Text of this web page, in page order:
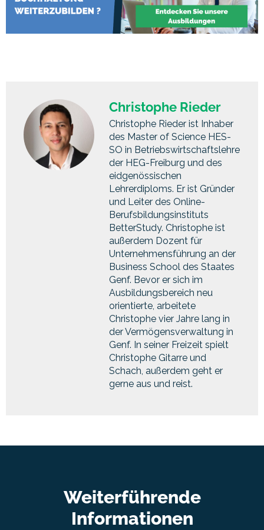
Christophe Rieder
Christophe Rieder ist Inhaber
des Master of Science HES-
SO in Betriebswirtschaftslehre
der HEG-Freiburg und des
eidgenössischen
Lehrerdiploms. Er ist Gründer
und Leiter des Online-
Berufsbildungsinstituts
BetterStudy. Christophe ist
außerdem Dozent für
Unternehmensführung an der
Business School des Staates
Genf. Bevor er sich im
Ausbildungsbereich neu
orientierte, arbeitete
Christophe vier Jahre lang in
der Vermögensverwaltung in
Genf. In seiner Freizeit spielt
Christophe Gitarre und
Schach, außerdem geht er
gerne aus und reist.
Weiterführende
Informationen